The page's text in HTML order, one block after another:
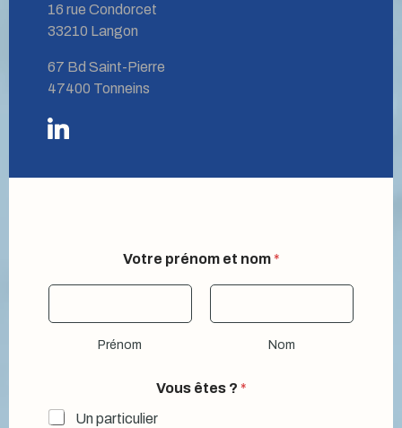
16 rue Condorcet
33210 Langon
67 Bd Saint-Pierre
47400 Tonneins
t
e
Votre prénom et nom *
Prénom Nom
Vous êtes ? *
Un particulier